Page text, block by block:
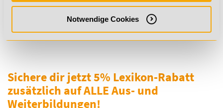
Notwendige Cookies
Umsetzung eines Betrieblichen
Gesundheitsmanagements behandelt werden.
Sichere dir jetzt 5% Lexikon-Rabatt
zusätzlich auf ALLE Aus- und
Weiterbildungen!